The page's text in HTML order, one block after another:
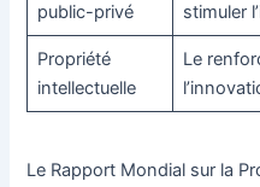
public-privé
stimuler
Propriété
intellectuelle
Le
Le Rapport Mondial sur la